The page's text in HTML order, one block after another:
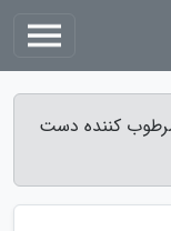
کننده دست